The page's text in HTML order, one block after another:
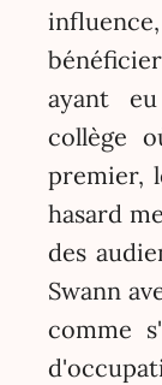
ayant
collège
premier,
hasard
des
Swann
comme